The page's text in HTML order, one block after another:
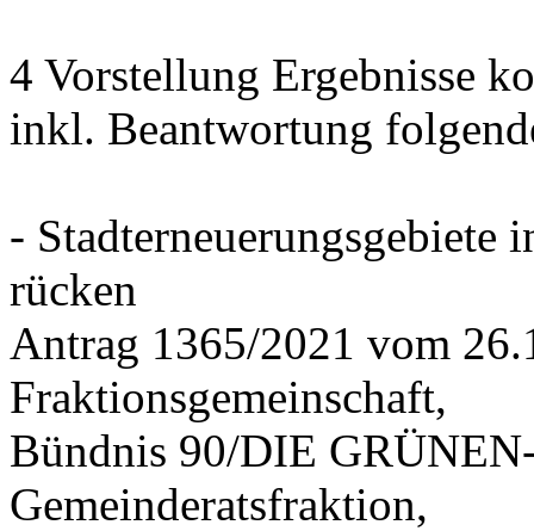
4 Vorstellung Ergebnisse
inkl. Beantwortung
- Stadterneuerungsgebiete
rücken
Antrag 1365/2021 vom
Fraktionsgemeinschaft,
Bündnis 90/DIE
Gemeinderatsfraktion,